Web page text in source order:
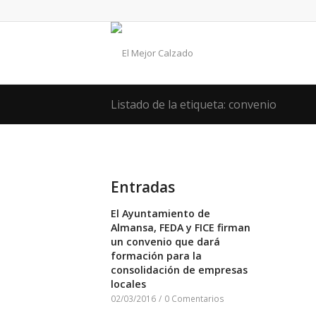
Listado de la etiqueta: convenio
Entradas
El Ayuntamiento de
Almansa, FEDA y FICE firman
un convenio que dará
formación para la
consolidación de empresas
locales
02/03/2016 / 0 Comentarios